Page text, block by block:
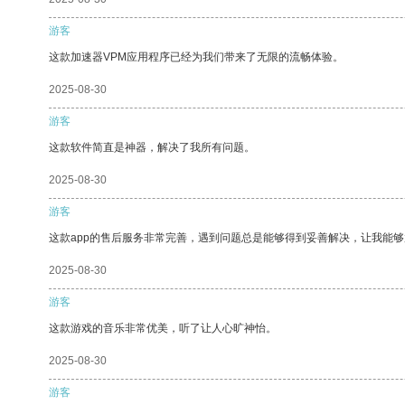
游客
这款加速器VPM应用程序已经为我们带来了无限的流畅体验。
2025-08-30
游客
这款软件简直是神器，解决了我所有问题。
2025-08-30
游客
这款app的售后服务非常完善，遇到问题总是能够得到妥善解决，让我能够
2025-08-30
游客
这款游戏的音乐非常优美，听了让人心旷神怡。
2025-08-30
游客